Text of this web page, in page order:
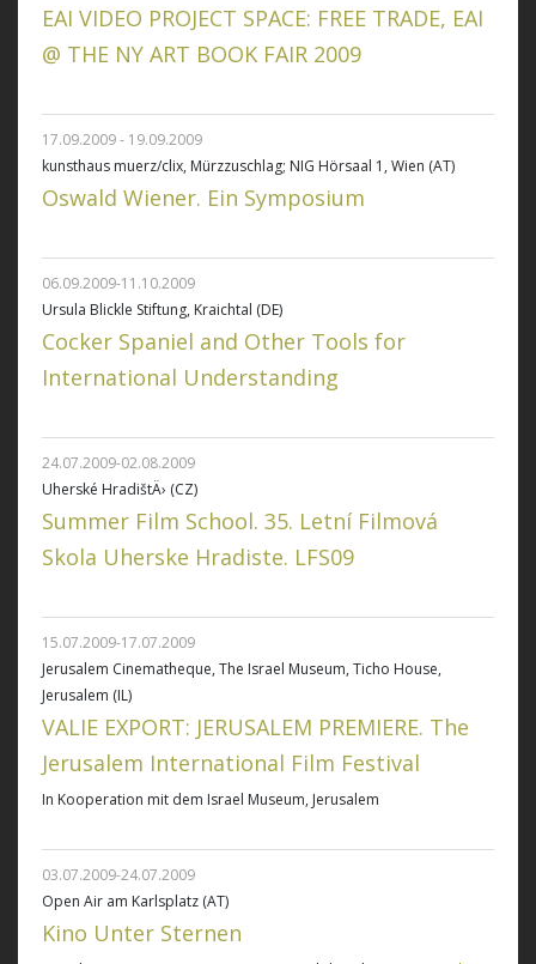
EAI VIDEO PROJECT SPACE: FREE TRADE, EAI
@ THE NY ART BOOK FAIR 2009
17.09.2009 - 19.09.2009
kunsthaus muerz/clix, Mürzzuschlag; NIG Hörsaal 1, Wien (AT)
Oswald Wiener. Ein Symposium
06.09.2009-11.10.2009
Ursula Blickle Stiftung, Kraichtal (DE)
Cocker Spaniel and Other Tools for
International Understanding
24.07.2009-02.08.2009
Uherské HradištÄ› (CZ)
Summer Film School. 35. Letní Filmová
Skola Uherske Hradiste. LFS09
15.07.2009-17.07.2009
Jerusalem Cinematheque, The Israel Museum, Ticho House,
Jerusalem (IL)
VALIE EXPORT: JERUSALEM PREMIERE. The
Jerusalem International Film Festival
In Kooperation mit dem Israel Museum, Jerusalem
03.07.2009-24.07.2009
Open Air am Karlsplatz (AT)
Kino Unter Sternen